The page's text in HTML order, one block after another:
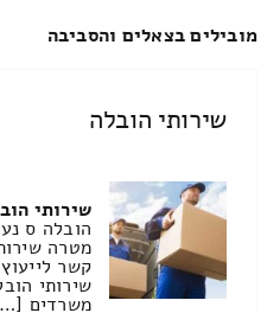
מובילים בצאלים והסביבה
שירותי הובלה
שירותי
הובלה ס
מטרה
קשר
שירותי
משרדים